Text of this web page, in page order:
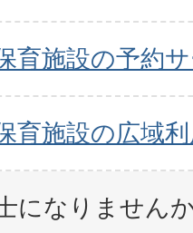
育施設の予約
育施設の広域
になりません